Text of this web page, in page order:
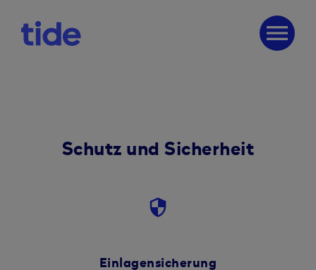
menu
Schutz und Sicherheit
security
Einlagensicherung